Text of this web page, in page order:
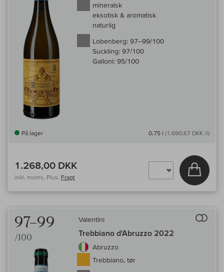
mineralsk
eksotisk & aromatisk
naturlig
Lobenberg: 97–99/100
Suckling: 97/100
Galloni: 95/100
På lager 0,75 l (1.690,67 DKK /l)
1.268,00 DKK
inkl. moms, Plus. Fragt
Læg i
97–99
/100
Valentini
Trebbiano d'Abruzzo 2022
Abruzzo
Trebbiano, tør